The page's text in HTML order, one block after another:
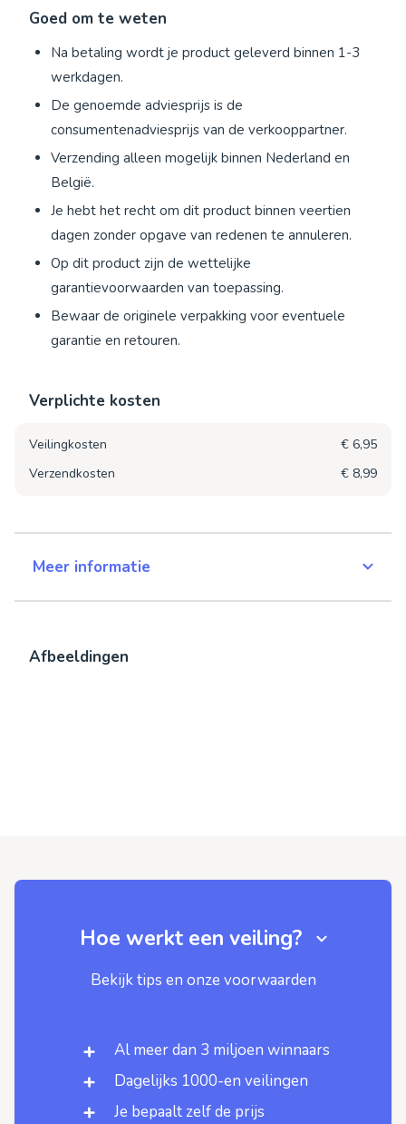
Goed om te weten
Na betaling wordt je product geleverd binnen 1-3
werkdagen.
De genoemde adviesprijs is de
consumentenadviesprijs van de verkooppartner.
Verzending alleen mogelijk binnen Nederland en
België.
Je hebt het recht om dit product binnen veertien
dagen zonder opgave van redenen te annuleren.
Op dit product zijn de wettelijke
garantievoorwaarden van toepassing.
Bewaar de originele verpakking voor eventuele
garantie en retouren.
Verplichte kosten
Veilingkosten
€ 6,95
Verzendkosten
€ 8,99
Meer informatie
Afbeeldingen
Hoe werkt een veiling?
Bekijk tips en onze voorwaarden
Al meer dan 3 miljoen winnaars
Dagelijks 1000-en veilingen
Je bepaalt zelf de prijs